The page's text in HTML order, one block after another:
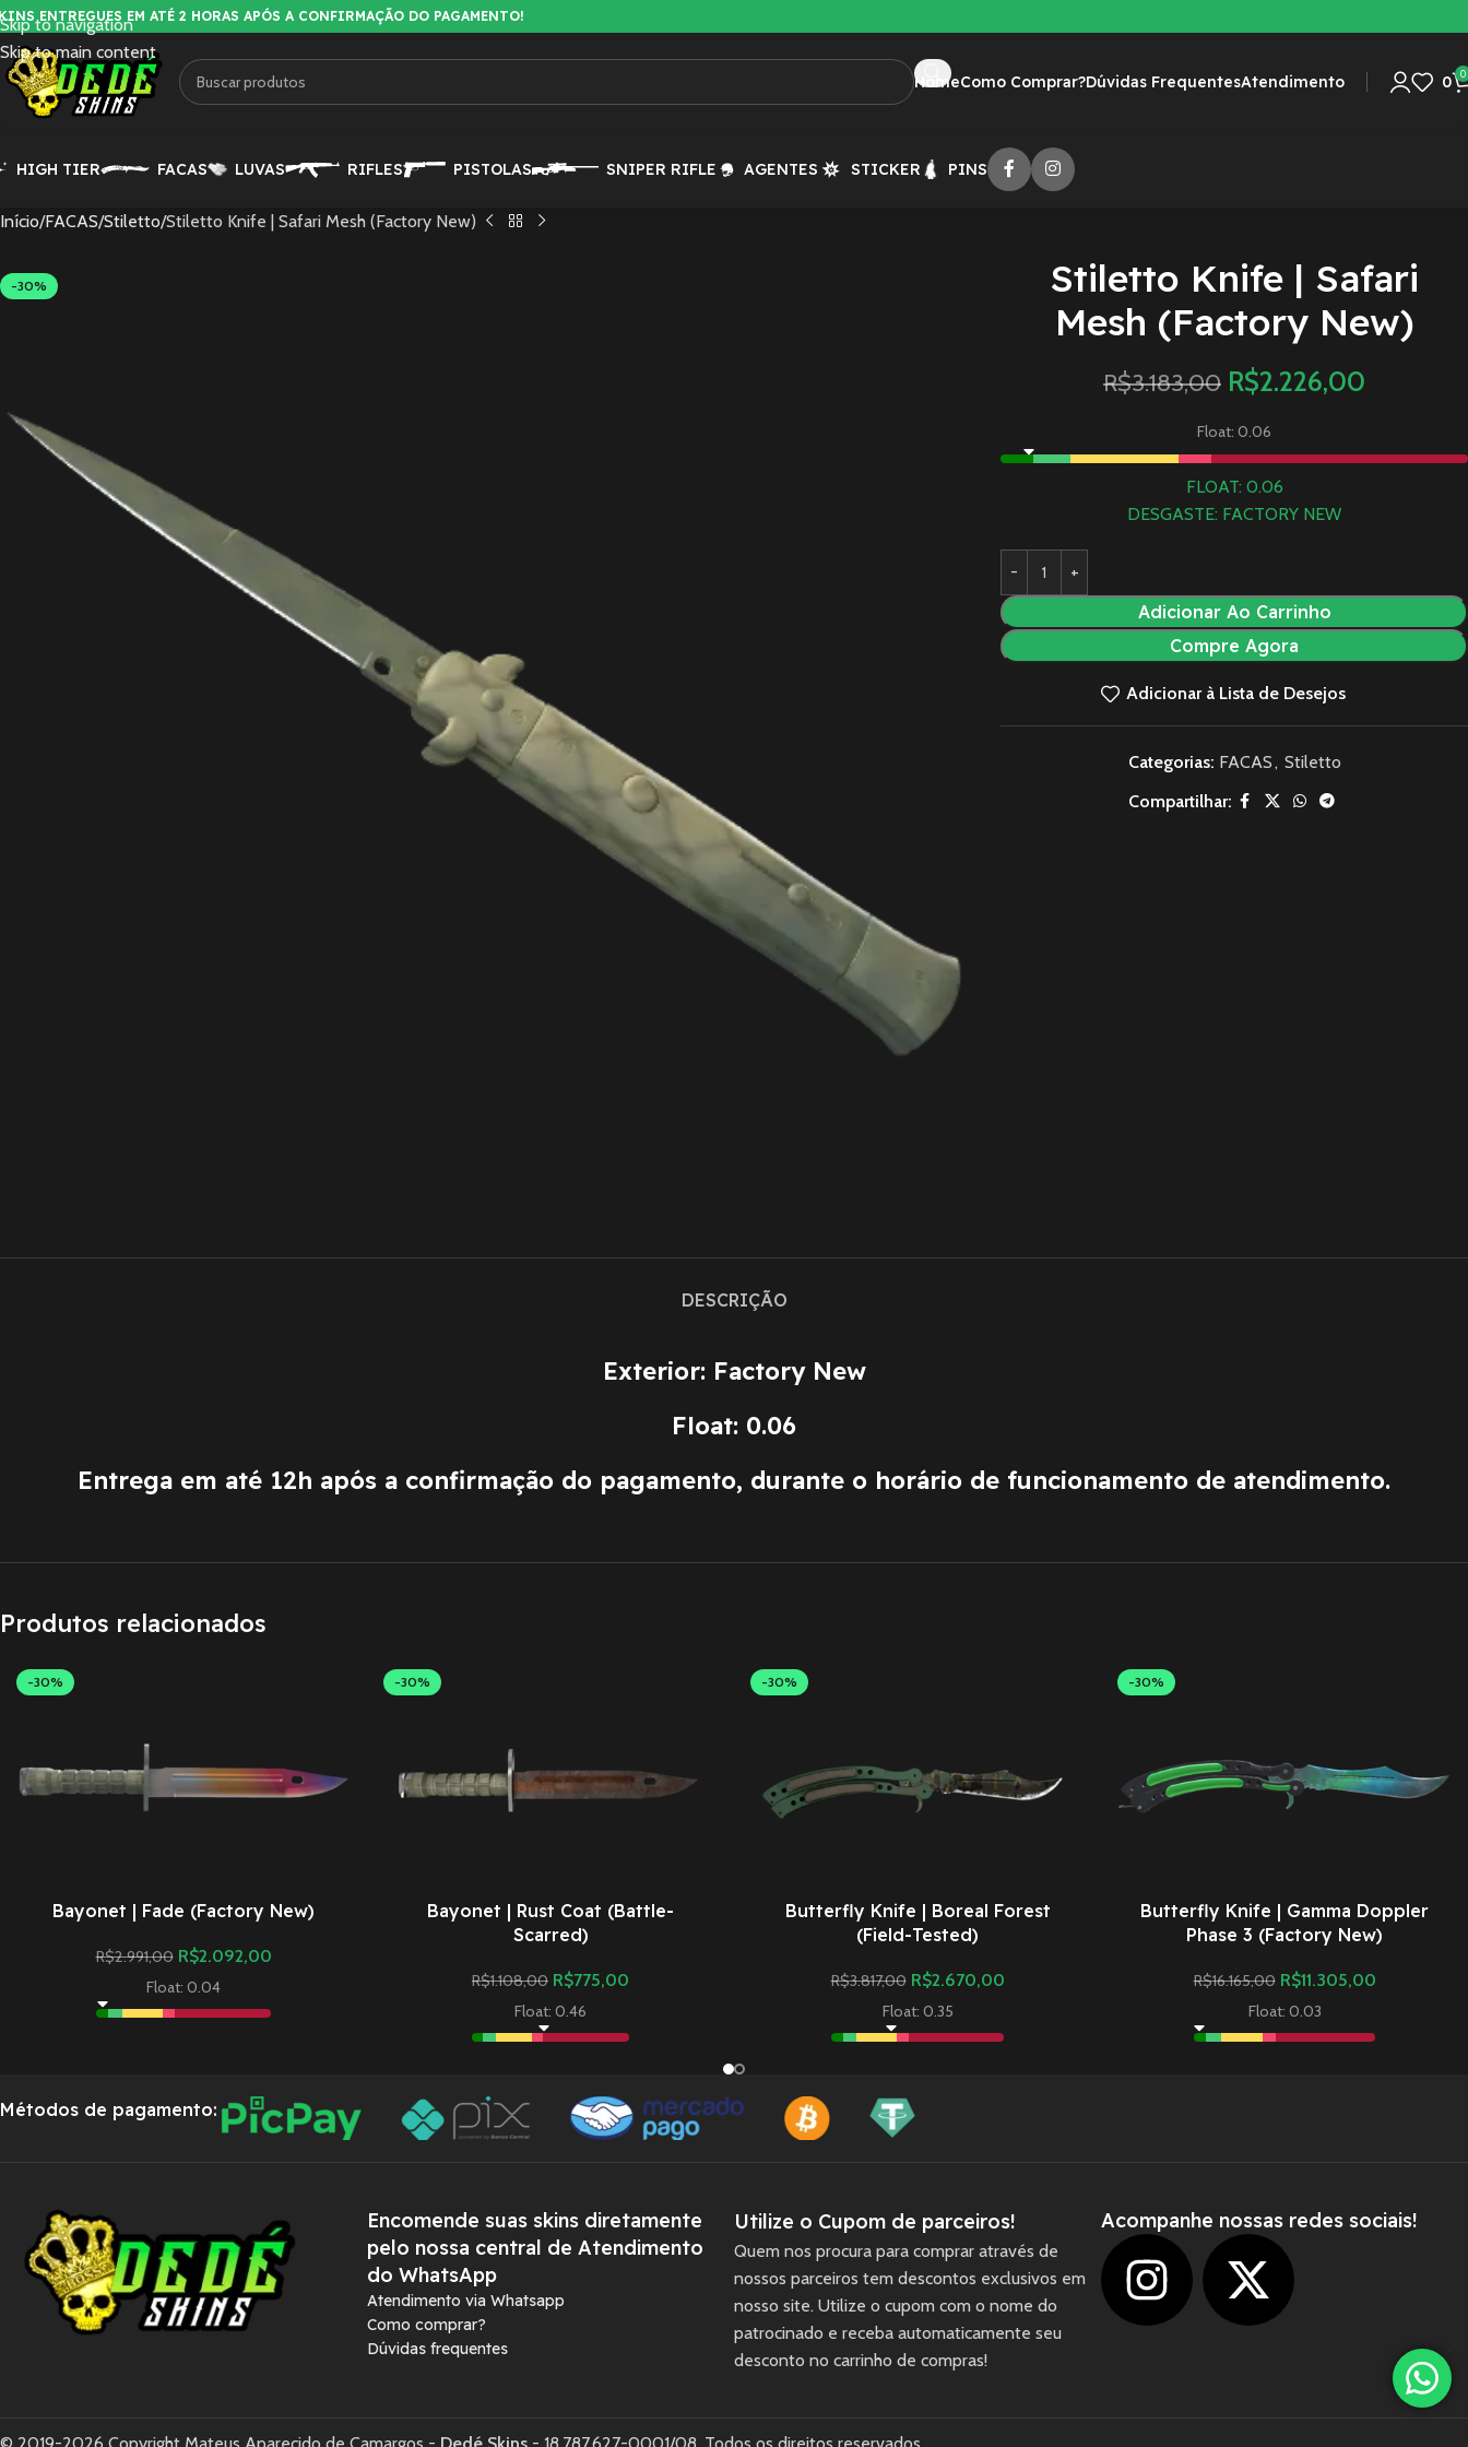
Skip to navigation
Skip to main content
ENTREGUES EM ATÉ 2 HORAS APÓS A CONFIRMAÇÃO DO PAGAMENTO!
HomeComo Comprar?Dúvidas FrequentesAtendimento 0 0
HIGH TIER FACAS LUVAS RIFLES PISTOLAS SNIPER RIFLE AGENTES STICKER PINS
Início FACAS Stiletto Stiletto Knife | Safari Mesh (Factory New)
-30%
Stiletto Knife | Safari
Mesh (Factory New)
R$3.183,00 R$2.226,00
Float: 0.06
FLOAT: 0.06
DESGASTE: FACTORY NEW
Adicionar Ao Carrinho
Compre Agora
Adicionar à Lista de Desejos
Categorias: FACAS, Stiletto
Compartilhar:
DESCRIÇÃO
Exterior: Factory New
Float: 0.06
Entrega em até 12h após a confirmação do pagamento, durante o horário de funcionamento de atendimento.
Produtos relacionados
-30%
Bayonet | Fade (Factory New)
R$2.991,00 R$2.092,00
Float: 0.04
-30%
Bayonet | Rust Coat (Battle-
Scarred)
R$1.108,00 R$775,00
Float: 0.46
-30%
Butterfly Knife | Boreal Forest
(Field-Tested)
R$3.817,00 R$2.670,00
Float: 0.35
-30%
Butterfly Knife | Gamma Doppler
Phase 3 (Factory New)
R$16.165,00 R$11.305,00
Float: 0.03
Métodos de pagamento:
Encomende suas skins diretamente
pelo nossa central de Atendimento
do WhatsApp
Atendimento via Whatsapp
Como comprar?
Dúvidas frequentes
Utilize o Cupom de parceiros!
Quem nos procura para comprar através de
nossos parceiros tem descontos exclusivos em
nosso site. Utilize o cupom com o nome do
patrocinado e receba automaticamente seu
desconto no carrinho de compras!
Acompanhe nossas redes sociais!
1